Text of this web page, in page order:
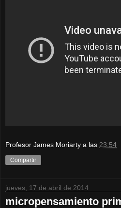
Profesor James Moriarty a las 23:54
Compartir
jueves, 17 de abril de 2014
micropensamiento